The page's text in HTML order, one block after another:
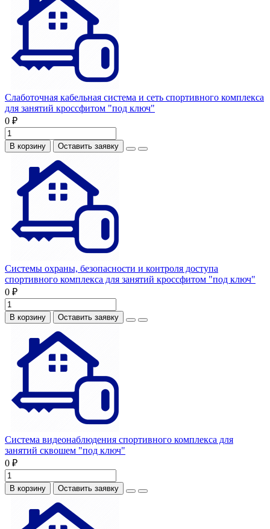
Слаботочная кабельная система и сеть спортивного комплекса
для занятий кроссфитом "под ключ"
0 ₽
В корзину Оставить заявку
Системы охраны, безопасности и контроля доступа
спортивного комплекса для занятий кроссфитом "под ключ"
0 ₽
В корзину Оставить заявку
Система видеонаблюдения спортивного комплекса для
занятий сквошем "под ключ"
0 ₽
В корзину Оставить заявку